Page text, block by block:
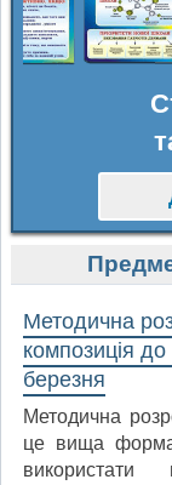
Методична
композиція до
березня
Методична
це вища
використати